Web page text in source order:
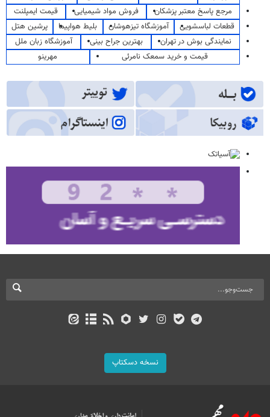
مرجع پاسخ معتبر پزشکان
فروش مواد شیمیایی
قیمت ایمپلنت
قطعات لباسشویی
آموزشگاه تیزهوشان بلیط هواپیما
پرشین هتل
نمایندگی بوش در تهران
بهترین جراح بینی
آموزشگاه زبان ملل
قیمت و خرید سمعک نامرئی
مهرینو
نسخه دسکتاپ